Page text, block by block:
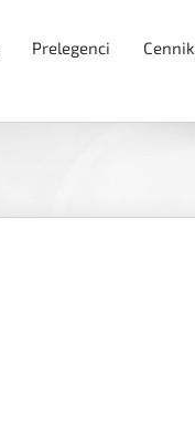
Prelegenci Cennik